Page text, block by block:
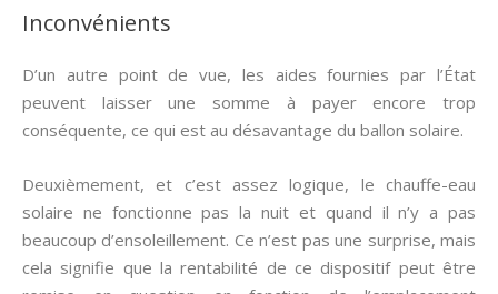
Inconvénients
D’un autre point de vue, les aides fournies par l’État
peuvent laisser une somme à payer encore trop
conséquente, ce qui est au désavantage du ballon solaire.
Deuxièmement, et c’est assez logique, le chauffe-eau
solaire ne fonctionne pas la nuit et quand il n’y a pas
beaucoup d’ensoleillement. Ce n’est pas une surprise, mais
cela signifie que la rentabilité de ce dispositif peut être